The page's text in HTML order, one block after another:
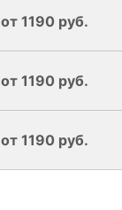
от 1190 руб.
от 1190 руб.
от 1190 руб.